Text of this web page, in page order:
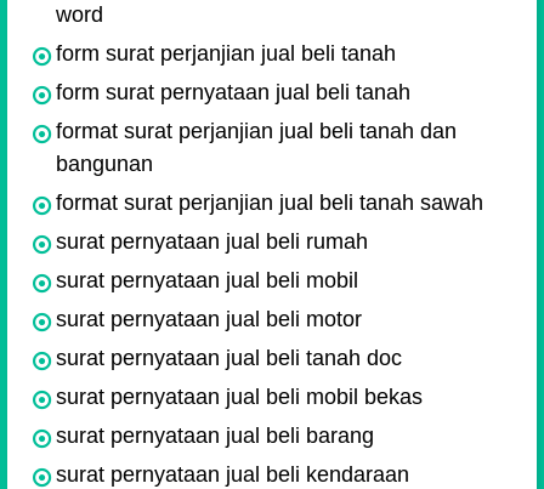
word
form surat perjanjian jual beli tanah
form surat pernyataan jual beli tanah
format surat perjanjian jual beli tanah dan
bangunan
format surat perjanjian jual beli tanah sawah
surat pernyataan jual beli rumah
surat pernyataan jual beli mobil
surat pernyataan jual beli motor
surat pernyataan jual beli tanah doc
surat pernyataan jual beli mobil bekas
surat pernyataan jual beli barang
surat pernyataan jual beli kendaraan